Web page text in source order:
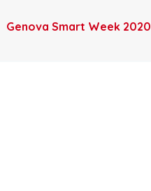
Genova Smart Week 2020